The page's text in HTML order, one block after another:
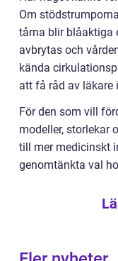
Om
tårna blir blåaktiga
avbrytas och
kända
att få råd av läkare
För den som vill
modeller, storlekar
till mer medicinskt
genomtänkta val